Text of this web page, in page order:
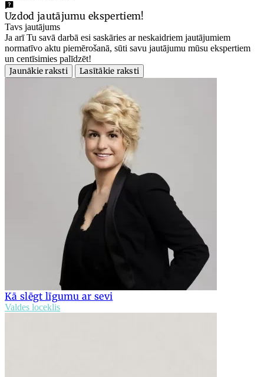
Uzdod jautājumu ekspertiem!
Tavs jautājums
Ja arī Tu savā darbā esi saskāries ar neskaidriem jautājumiem
normatīvo aktu piemērošanā, sūti savu jautājumu mūsu ekspertiem
un centīsimies palīdzēt!
Jaunākie raksti
Lasītākie raksti
Kā slēgt līgumu ar sevi
Valdes loceklis